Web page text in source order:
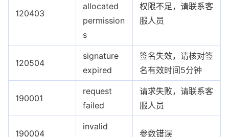
120403
allocated
permission
s
权限不足，请联系客
服人员
120504
signature
expired
签名失效，请核对签
名有效时间5分钟
190001
request
failed
请求失败，请联系客
服人员
190004
invalid
参数错误